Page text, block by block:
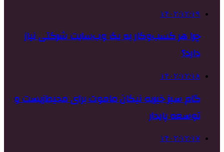
۱۴۰۲/۱۲/۱۹
چرا هر کسب‌وکار به یک وب‌سایت شرکتی نیاز
دارد؟
۱۴۰۲/۱۲/۱۸
گام سبز خیریه نیکان ماموت برای محیط‌زیست و
توسعه پایدار
۱۴۰۲/۱۲/۱۷